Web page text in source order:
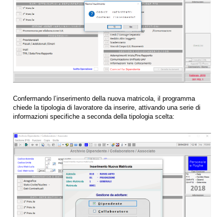
Confermando l’inserimento della nuova matricola, il programma
chiede la tipologia di lavoratore da inserire, attivando una serie di
informazioni specifiche a seconda della tipologia scelta: